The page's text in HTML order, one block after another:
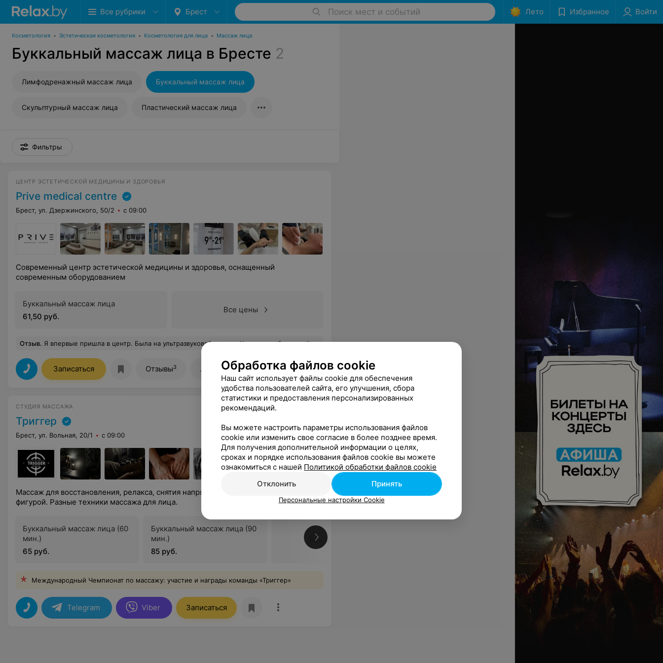
Все рубрики Брест Поиск мест и событий Лето Избранное Войти
Косметология • Эстетическая косметология • Косметология для лица • Массаж лица
Буккальный массаж лица в Бресте 2
Лимфодренажный массаж лица Буккальный массаж лица
Скульптурный массаж лица Пластический массаж лица
Фильтры
ЦЕНТР ЭСТЕТИЧЕСКОЙ МЕДИЦИНЫ И ЗДОРОВЬЯ
Prive medical centre
Брест, ул. Дзержинского, 50/2 с 09:00
Современный центр эстетической медицины и здоровья, оснащенный
современным оборудованием
Буккальный массаж лица
61,50 руб.
Все цены
Отзыв. Я впервые пришла в центр. Была на ультразвуковой чистке. Кожа стала более ровной, хороший лифтинг эффект. Результат супер, спасибо специалисту! Еще
Записаться Отзывы3 Лицензия Все цены
СТУДИЯ МАССАЖА
Триггер
Брест, ул. Вольная, 20/1 с 09:00
Массаж для восстановления, релакса, снятия напряжения. Комплексная работа с
фигурой. Разные техники массажа для лица.
Буккальный массаж лица (60
мин.)
65 руб.
Буккальный массаж лица (90
мин.)
85 руб.
Все цены
Международный Чемпионат по массажу: участие и награды команды «Триггер»
Telegram Viber Записаться
Обработка файлов cookie
Наш сайт использует файлы cookie для обеспечения
удобства пользователей сайта, его улучшения, сбора
статистики и предоставления персонализированных
рекомендаций.
Вы можете настроить параметры использования файлов
cookie или изменить свое согласие в более позднее время.
Для получения дополнительной информации о целях,
сроках и порядке использования файлов cookie вы можете
ознакомиться с нашей Политикой обработки файлов cookie
Отклонить
Принять
Персональные настройки Cookie